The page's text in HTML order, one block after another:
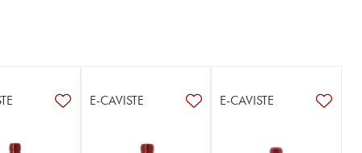
E-CAVISTE E-CAVISTE